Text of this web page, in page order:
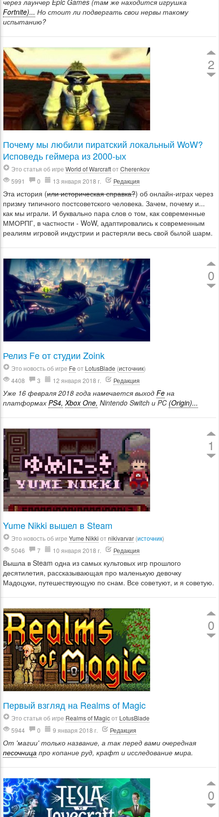
через лаунчер Epic Games (там же находится игрушка
Fortnite)... Но стоит ли подвергать свои нервы такому
испытанию?
2
Почему мы любили пиратский локальный WoW?
Исповедь геймера из 2000-ых
Это статья об игре World of WarcraftотCherenkov
5991
0 13 января 2018 г. Редакция
Эта история (или историческая справка?) об онлайн-играх через
призму типичного постсоветского человека. Зачем, почему и...
как мы играли. И буквально пара слов о том, как современные
ММОРПГ, в частности - WoW, адаптировались к современным
реалиям игровой индустрии и растеряли весь свой былой шарм.
0
Релиз Fe от студии Zoink
Это новость об игре Fe от LotusBlade (источник)
4408
3 12 января 2018 г. Редакция
Уже 16 февраля 2018 года намечается выход Fe на
платформах PS4, Xbox One, Nintendo Switch и PC (Origin)...
1
Yume Nikki вышел в Steam
Это новость об игре Yume Nikki отnikivarvar (источник)
5046
7 10 января 2018 г. Редакция
Вышла в Steam одна из самых культовых игр прошлого
десятилетия, рассказывающая про маленькую девочку
Мадоцуки, путешествующую по снам. Все советуют, и я советую.
0
Первый взгляд на Realms of Magic
Это статья об игре Realms of Magicот LotusBlade
5944
0 9 января 2018 г. Редакция
От 'магии' только название, а так перед вами очередная
песочница про копание руд, крафт и исследование мира.
0